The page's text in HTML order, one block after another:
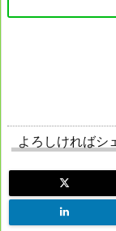
よろしければシ